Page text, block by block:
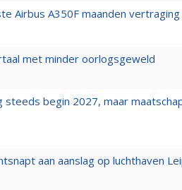
Airbus A350F maanden
met minder oorlogsgeweld
steeds begin 2027, maar
aan aanslag op luchthaven